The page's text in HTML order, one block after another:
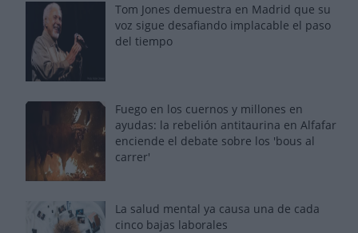
Tom Jones demuestra en Madrid que su
voz sigue desafiando implacable el paso
del tiempo
Fuego en los cuernos y millones en
ayudas: la rebelión antitaurina en Alfafar
enciende el debate sobre los 'bous al
carrer'
La salud mental ya causa una de cada
cinco bajas laborales